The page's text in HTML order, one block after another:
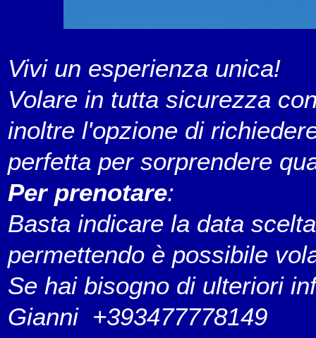
Vivi un esperienza unica!
Volare in tutta sicurezza
inoltre l'opzione di
perfetta per sorprendere
Per prenotare:
Basta indicare la data
permettendo è possibile
Se hai bisogno di ulteriori
Gianni +393477778149